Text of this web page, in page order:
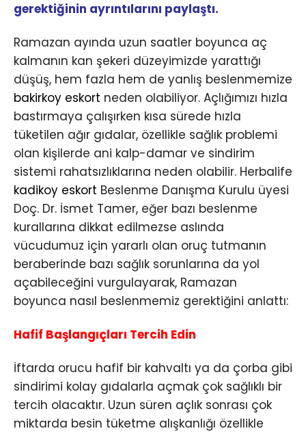
gerektiğinin ayrıntılarını paylaştı.
Ramazan ayında uzun saatler boyunca aç
kalmanın kan şekeri düzeyimizde yarattığı
düşüş, hem fazla hem de yanlış beslenmemize
bakirkoy eskort neden olabiliyor. Açlığımızı hızla
bastırmaya çalışırken kısa sürede hızla
tüketilen ağır gıdalar, özellikle sağlık problemi
olan kişilerde ani kalp-damar ve sindirim
sistemi rahatsızlıklarına neden olabilir. Herbalife
kadikoy eskort Beslenme Danışma Kurulu üyesi
Doç. Dr. İsmet Tamer, eğer bazı beslenme
kurallarına dikkat edilmezse aslında
vücudumuz için yararlı olan oruç tutmanın
beraberinde bazı sağlık sorunlarına da yol
açabileceğini vurgulayarak, Ramazan
boyunca nasıl beslenmemiz gerektiğini anlattı:
Hafif Başlangıçları Tercih Edin
İftarda orucu hafif bir kahvaltı ya da çorba gibi
sindirimi kolay gıdalarla açmak çok sağlıklı bir
tercih olacaktır. Uzun süren açlık sonrası çok
miktarda besin tüketme alışkanlığı özellikle